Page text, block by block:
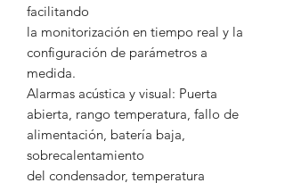
facilitando
la monitorización en tiempo real y la
configuración de parámetros a
medida.
Alarmas acústica y visual: Puerta
abierta, rango temperatura, fallo de
alimentación, batería baja,
sobrecalentamiento
del condensador, temperatura